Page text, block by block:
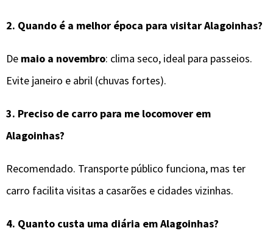
2. Quando é a melhor época para visitarAlagoinhas?
De maio a novembro: clima seco, ideal para passeios.
Evite janeiro e abril (chuvas fortes).
3. Preciso de carro para me locomover em
Alagoinhas?
Recomendado. Transporte público funciona, mas ter
carro facilita visitas a casarões e cidades vizinhas.
4. Quanto custa uma diária em Alagoinhas?